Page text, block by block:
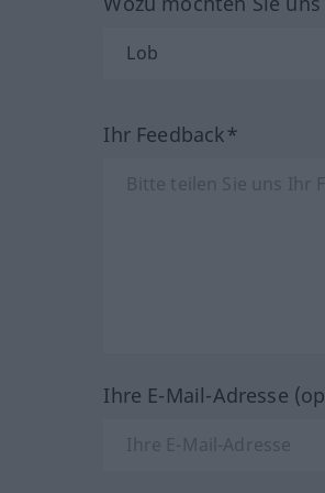
Ihr Feedback*
Ihre E-Mail-Adresse